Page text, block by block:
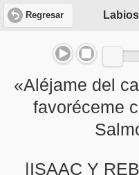
Regresar
«Aléjame del
favoréceme
|ISAAC Y